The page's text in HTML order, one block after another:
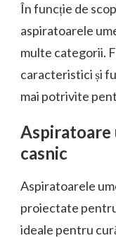
În funcție de
aspiratoarele
multe categorii.
caracteristici și
mai potrivite
Aspiratoare
casnic
Aspiratoarele
proiectate
ideale pentru